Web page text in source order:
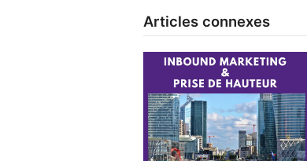
Articles connexes